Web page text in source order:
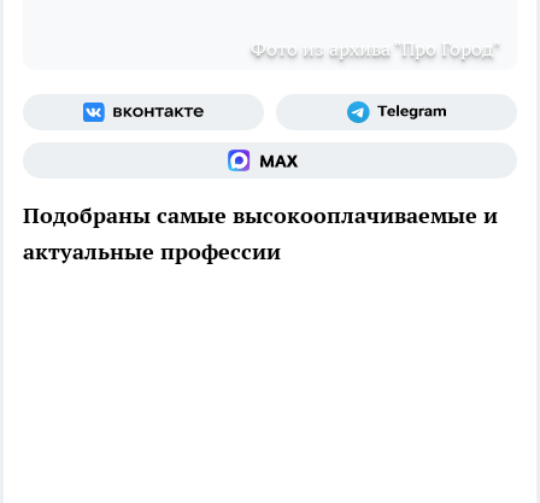
Фото из архива "Про Город"
Подобраны самые высокооплачиваемые и
актуальные профессии